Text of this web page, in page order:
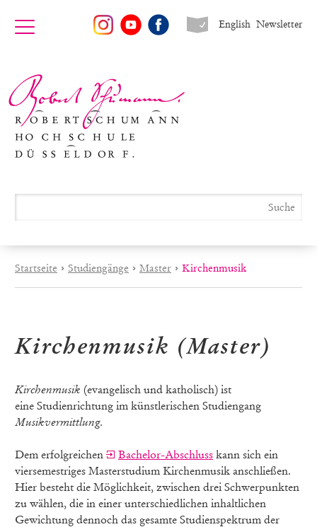
Newsletter
English
Startseite › Studiengänge › Master › Kirchenmusik
Kirchenmusik (Master)
Kirchenmusik (evangelisch und katholisch) ist
eine Studienrichtung im künstlerischen Studiengang
Musikvermittlung.
Dem erfolgreichen Bachelor-Abschluss kann sich ein
viersemestriges Masterstudium Kirchenmusik anschließen.
Hier besteht die Möglichkeit, zwischen drei Schwerpunkten
zu wählen, die in einer unterschiedlichen inhaltlichen
Gewichtung dennoch das gesamte Studienspektrum der